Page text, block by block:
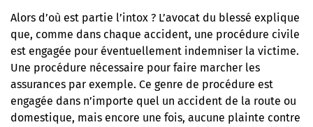
Alors d’où est partie l’intox ? L’avocat du blessé explique
que, comme dans chaque accident, une procédure civile
est engagée pour éventuellement indemniser la victime.
Une procédure nécessaire pour faire marcher les
assurances par exemple. Ce genre de procédure est
engagée dans n’importe quel un accident de la route ou
domestique, mais encore une fois, aucune plainte contre